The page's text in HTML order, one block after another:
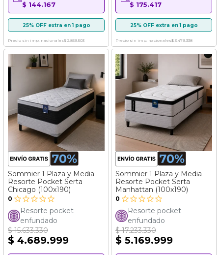
$ 144.167
25% OFF extra en 1 pago
Precio sin imp. nacionales$ 2.859.503
$ 175.417
25% OFF extra en 1 pago
Precio sin imp. nacionales$ 3.479.338
Sommier 1 Plaza y Media
Resorte Pocket Serta
Chicago (100x190)
0
Resorte pocket
enfundado
$ 15.633.330
$ 4.689.999
Sommier 1 Plaza y Media
Resorte Pocket Serta
Manhattan (100x190)
0
Resorte pocket
enfundado
$ 17.233.330
$ 5.169.999